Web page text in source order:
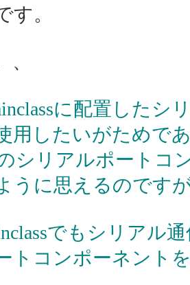
す。
、
に配置したシ
用したいがためで
シリアルポートコ
うに思えるのです
でもシリアル
トコンポーネント